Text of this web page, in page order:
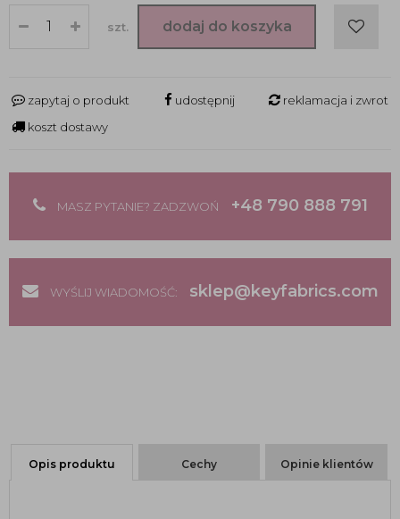
szt. dodaj do koszyka
zapytaj o produkt udostępnij
reklamacja i zwrot
koszt dostawy
MASZ PYTANIE? ZADZWOŃ +48 790 888 791
WYŚLIJ WIADOMOŚĆ: sklep@keyfabrics.com
Opis produktu Cechy Opinie klientów